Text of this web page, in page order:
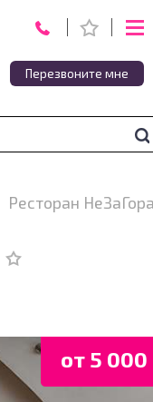
Перезвоните мне
Ресторан
от 5 000